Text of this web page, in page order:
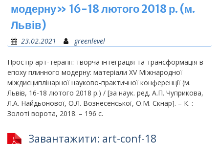
модерну» 16-18 лютого 2018 р. (м.
Львів)
23.02.2021 greenlevel
Простір арт-терапії: творча інтеграція та трансформація в
епоху плинного модерну: матеріали ХV Міжнародної
міждисциплінарної науково-практичної конференції (м.
Львів, 16-18 лютого 2018 р.) / [за наук. ред. А.П. Чуприкова,
Л.А. Найдьонової, О.Л. Вознесенської, О.М. Скнар]. – К. :
Золоті ворота, 2018. – 196 с.
Завантажити: art-conf-18